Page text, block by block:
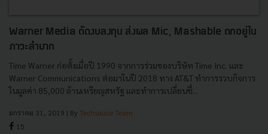
Warner Media ตัดงบลงทุน ส่งผล Mic, Mashable ตกอยู่ใน
ภาวะลำบาก
Time Warner ก่อตั้งเมื่อปี 1990 จากการร่วมของบริษัท Time Inc. และ
Warner Communications ต่อมาในปี 2018 ทาง AT&T ทำการรวบกิจการ
ในมูลค่า 85,000 ล้านเหรียญสหรัฐ และทำการเปลี่ยนชื่...
มกราคม 31, 2019 | By Techsauce Team
15